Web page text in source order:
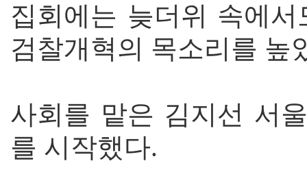
집회에는 늦더위 속에
검찰개혁의 목소리를 높
사회를 맡은 김지선 서
를 시작했다.